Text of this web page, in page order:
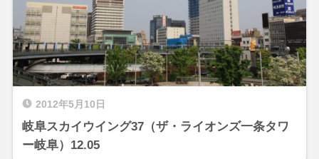
2012年5月10日
岐阜スカイウイング37（ザ・ライオンズ一条タワ
ー岐阜）12.05